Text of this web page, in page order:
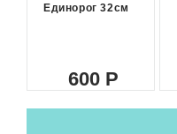
Единорог 32см
600